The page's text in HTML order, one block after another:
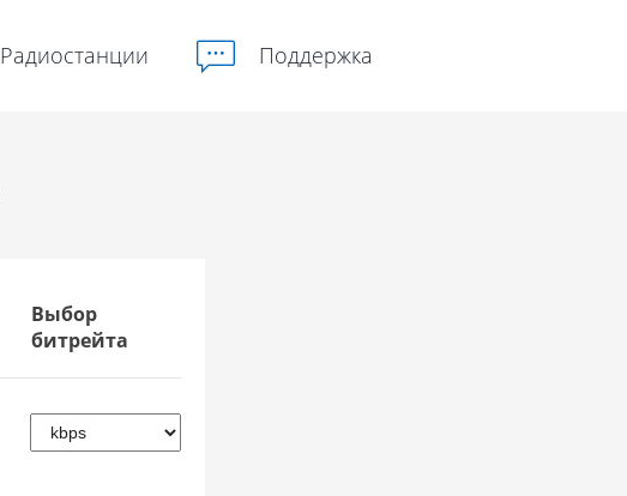
Радиостанции Поддержка
Выбор
битрейта